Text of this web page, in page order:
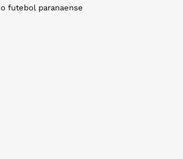
futebol paranaense